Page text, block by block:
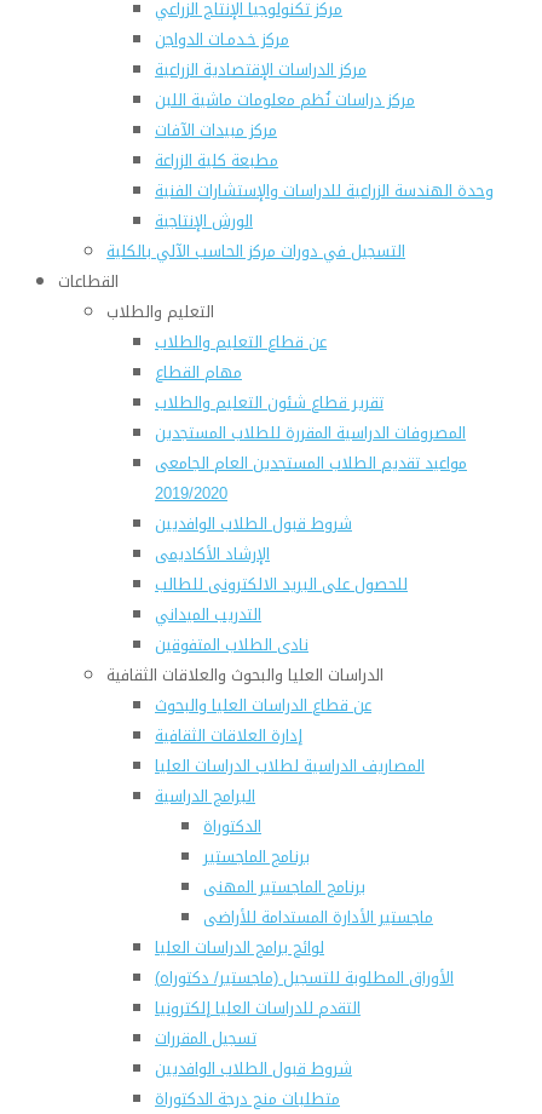
مركز تكنولوجيا الإنتاج الزراعي
مركز خـدمـات الدواجن
مركز الدراسات الإقتصادية الزراعية
مركز دراسات نُظم معلومات ماشية اللبن
مركز مبيدات الآفات
مطبعة كلية الزراعة
وحدة الهندسة الزراعية للدراسات والإستشارات الفنية
الورش الإنتاجية
التسجيل في دورات مركز الحاسب الآلي بالكلية
القطاعات
التعليم والطلاب
عن قطاع التعليم والطلاب
مهام القطاع
تقرير قطاع شئون التعليم والطلاب
المصروفات الدراسية المقررة للطلاب المستجدين
مواعيد تقديم الطلاب المستجدين العام الجامعى
2019/2020
شروط قبول الطلاب الوافديين
الإرشاد الأكاديمى
للحصول على البريد الالكترونى للطالب
التدريب الميداني
نادى الطلاب المتفوقين
الدراسات العليا والبحوث والعلاقات الثقافية
عن قطاع الدراسات العليا والبحوث
إدارة العلاقات الثقافية
المصاريف الدراسية لطلاب الدراسات العليا
البرامج الدراسية
الدكتوراة
برنامج الماجستير
برنامج الماجستير المهنى
ماجستير الأدارة المستدامة للأراضى
لوائح برامج الدراسات العليا
(الأوراق المطلوبة للتسجيل (ماجستير/ دكتوراه
التقدم للدراسات العليا إلكترونيا
تسجيل المقررات
شروط قبول الطلاب الوافديين
متطلبات منح درجة الدكتوراة